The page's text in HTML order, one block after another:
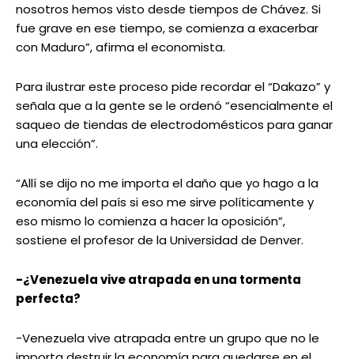
nosotros hemos visto desde tiempos de Chávez. Si
fue grave en ese tiempo, se comienza a exacerbar
con Maduro”, afirma el economista.
Para ilustrar este proceso pide recordar el “Dakazo” y
señala que a la gente se le ordenó “esencialmente el
saqueo de tiendas de electrodomésticos para ganar
una elección”.
“Allí se dijo no me importa el daño que yo hago a la
economía del país si eso me sirve políticamente y
eso mismo lo comienza a hacer la oposición”,
sostiene el profesor de la Universidad de Denver.
-¿Venezuela vive atrapada en una tormenta
perfecta?
-Venezuela vive atrapada entre un grupo que no le